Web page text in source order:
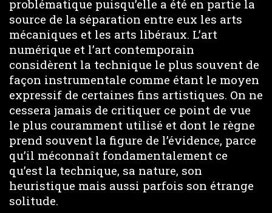
problématique puisqu’elle a été en partie la
source de la séparation entre eux les arts
mécaniques et les arts libéraux. L’art
numérique et l’art contemporain
considèrent la technique le plus souvent de
façon instrumentale comme étant le moyen
expressif de certaines fins artistiques. On ne
cessera jamais de critiquer ce point de vue
le plus couramment utilisé et dont le règne
prend souvent la figure de l’évidence, parce
qu’il méconnaît fondamentalement ce
qu’est la technique, sa nature, son
heuristique mais aussi parfois son étrange
solitude.